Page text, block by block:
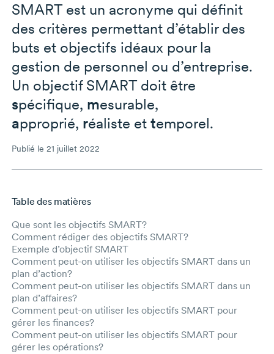
SMART est un acronyme qui définit
des critères permettant d’établir des
buts et objectifs idéaux pour la
gestion de personnel ou d’entreprise.
Un objectif SMART doit être
spécifique, mesurable,
approprié, réaliste et temporel.
Publié le 21 juillet 2022
Aller au contenu principal
Table des matières
Que sont les objectifs SMART?
Comment rédiger des objectifs SMART?
Exemple d’objectif SMART
Comment peut-on utiliser les objectifs SMART dans un
plan d’action?
Comment peut-on utiliser les objectifs SMART dans un
plan d’affaires?
Comment peut-on utiliser les objectifs SMART pour
gérer les finances?
Comment peut-on utiliser les objectifs SMART pour
gérer les opérations?